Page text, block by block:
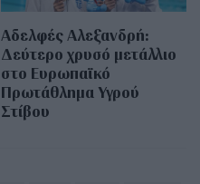
Αδελφές Αλεξανδρή:
Δεύτερο χρυσό μετάλλιο
στο Ευρωπαϊκό
Πρωτάθλημα Υγρού
Στίβου